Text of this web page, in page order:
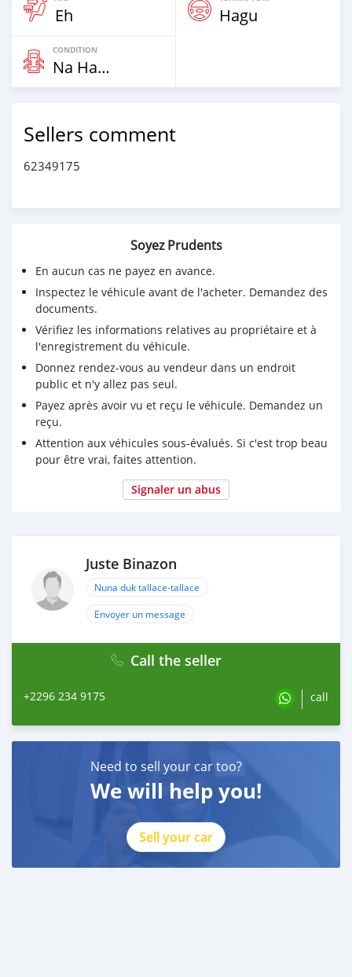
Eh Hagu
CONDITION
Na Hannu
Sellers comment
62349175
Soyez Prudents
En aucun cas ne payez en avance.
Inspectez le véhicule avant de l'acheter. Demandez des
documents.
Vérifiez les informations relatives au propriétaire et à
l'enregistrement du véhicule.
Donnez rendez-vous au vendeur dans un endroit
public et n'y allez pas seul.
Payez après avoir vu et reçu le véhicule. Demandez un
reçu.
Attention aux véhicules sous-évalués. Si c'est trop beau
pour être vrai, faites attention.
Signaler un abus
Juste Binazon
Nuna duk tallace-tallace
Envoyer un message
Call the seller
+2296 234 9175 call
Need to sell your car too?
We will help you!
Sell your car